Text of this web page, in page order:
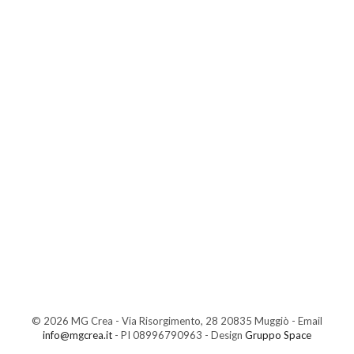
© 2026 MG Crea - Via Risorgimento, 28 20835 Muggiò - Email
info@mgcrea.it - PI 08996790963 - Design Gruppo Space